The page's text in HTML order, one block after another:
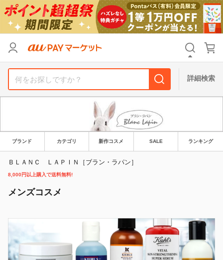
詳細検索
ブランド カテゴリ 新作コスメ SALE ランキング
ＢＬＡＮＣ ＬＡＰＩＮ［ブラン・ラパン］
8,000円以上購入で送料無料!
メンズコスメ
支払い方法
送料無料 タイムセール
Pontaパス特典対象すべて ポイントUPセレクトのみ
除外ワード
リセット
支払い方法
送料無料 タイムセール
Pontaパス特典対象すべて ポイントUPセレクトのみ
除外ワード